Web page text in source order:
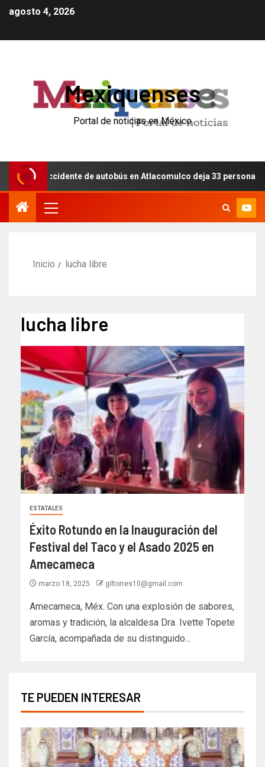
agosto 4, 2026
Mexiquenses
Portal de noticias en México
Accidente de autobús en Atlacomulco deja 33 personas
Inicio lucha libre
lucha libre
ESTATALES
Éxito Rotundo en la Inauguración del
Festival del Taco y el Asado 2025 en
Amecameca
marzo 18, 2025 giltorres10@gmail.com
Amecameca, Méx. Con una explosión de sabores,
aromas y tradición, la alcaldesa Dra. Ivette Topete
García, acompañada de su distinguido...
TE PUEDEN INTERESAR